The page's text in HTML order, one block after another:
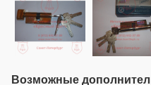
Возможные